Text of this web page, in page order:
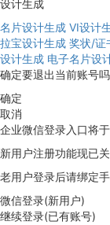
设计生成
名片设计生成 VI设计
拉宝设计生成 奖状/证
设计生成 电子名片设
确定要退出当前账号
确定
取消
企业微信登录入口将
新用户注册功能现已
老用户登录后请绑定
微信登录(新用户)
继续登录(已有账号)